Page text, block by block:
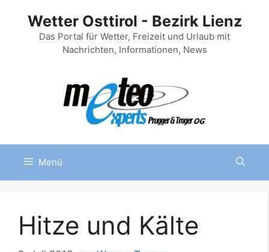
springen
Wetter Osttirol - Bezirk Lienz
Das Portal für Wetter, Freizeit und Urlaub mit
Nachrichten, Informationen, News
Menü
Hitze und Kälte